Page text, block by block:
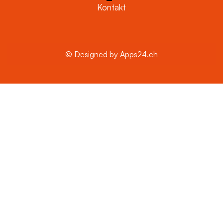
Kontakt
© Designed by Apps24.ch